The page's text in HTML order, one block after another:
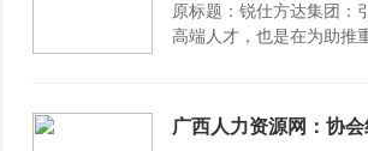
原标题：锐仕方达集团：
高端人才，也是在为助推
广西人力资源网：协